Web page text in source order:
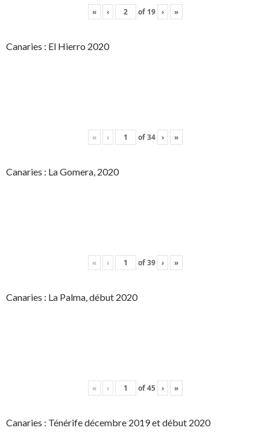
« ‹ of 19 › »
Canaries : El Hierro 2020
« ‹ of34 › »
Canaries : La Gomera, 2020
« ‹ of39 › »
Canaries : La Palma, début 2020
« ‹ of45 › »
Canaries : Ténérife décembre 2019 et début 2020